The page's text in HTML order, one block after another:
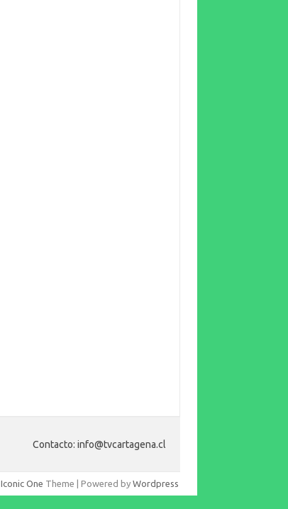
Contacto: info@tvcartagena.cl
Iconic One Theme | Powered by Wordpress